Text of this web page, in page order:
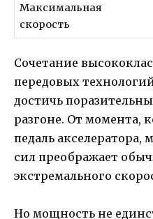
Максимальная
скорость
Сочетание
передовых
достичь
разгоне. От момента,
педаль
сил преображает
экстремального
Но мощность не